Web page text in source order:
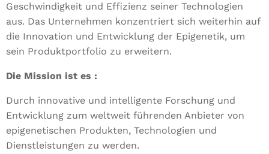
Geschwindigkeit und Effizienz seiner Technologien
aus. Das Unternehmen konzentriert sich weiterhin auf
die Innovation und Entwicklung der Epigenetik, um
sein Produktportfolio zu erweitern.
Die Mission ist es :
Durch innovative und intelligente Forschung und
Entwicklung zum weltweit führenden Anbieter von
epigenetischen Produkten, Technologien und
Dienstleistungen zu werden.